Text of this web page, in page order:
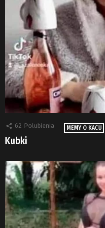
62 Polubienia MEMY O KACU
Kubki